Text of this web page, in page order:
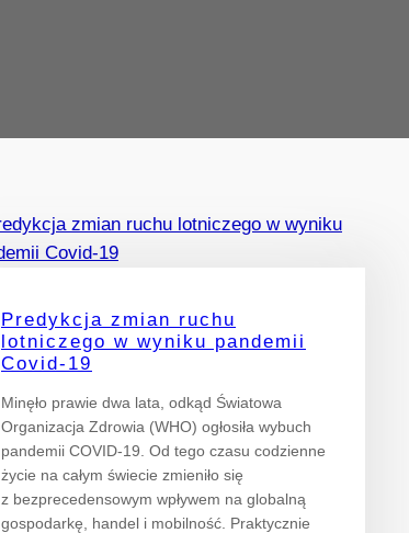
Predykcja zmian ruchu
lotniczego w wyniku pandemii
Covid-19
Minęło prawie dwa lata, odkąd Światowa
Organizacja Zdrowia (WHO) ogłosiła wybuch
pandemii COVID-19. Od tego czasu codzienne
życie na całym świecie zmieniło się
z bezprecedensowym wpływem na globalną
gospodarkę, handel i mobilność. Praktycznie